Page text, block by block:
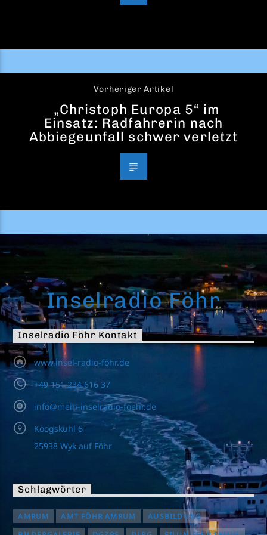
Vorheriger Artikel
„Christoph Europa 5“ im
Einsatz: Radfahrerin nach
Abbiegeunfall schwer verletzt
Inselradio Föhr
Inselradio Föhr Kontakt
www.insel-radio-föhr.de
+49 151 234 616 37
info@mein-inselradio-foehr.de
Koogskuhl 6
25938 Wyk auf Föhr
Schlagwörter
AMRUM AMT FÖHR AMRUM
AUSBILDUNG